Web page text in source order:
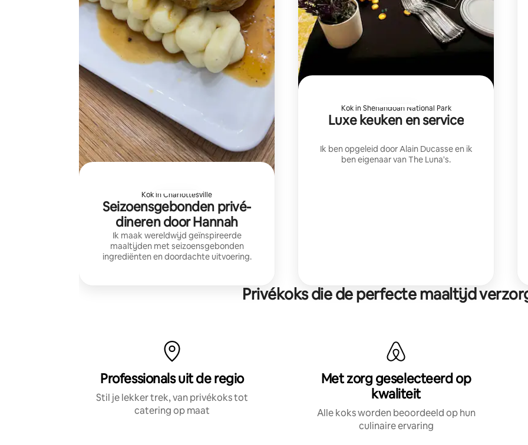
Kok in Charlottesville
Seizoensgebonden privé-
dineren door Hannah
Ik maak wereldwijd geïnspireerde
maaltijden met seizoensgebonden
ingrediënten en doordachte uitvoering.
Kok in Shenandoah National Park
Luxe keuken en service
Ik ben opgeleid door Alain Ducasse en ik
ben eigenaar van The Luna's.
Privékoks die de perfecte maaltijd
Professionals uit de regio
Stil je lekker trek, van privékoks tot
catering op maat
Met zorg geselecteerd op
kwaliteit
Alle koks worden beoordeeld op hun
culinaire ervaring